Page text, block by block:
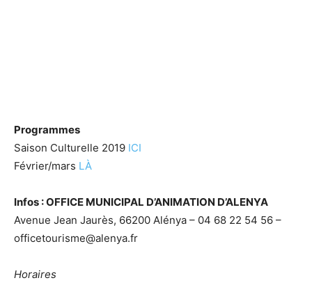
Programmes
Saison Culturelle 2019 ICI
Février/mars LÀ
Infos : OFFICE MUNICIPAL D’ANIMATION D’ALENYA
Avenue Jean Jaurès, 66200 Alénya – 04 68 22 54 56 –
officetourisme@alenya.fr
Horaires